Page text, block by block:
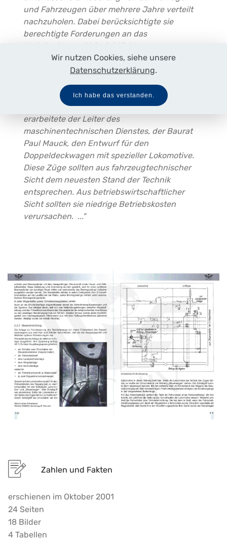
und Fahrzeugen über mehrere Jahre verteilt
nachzuholen. Dabei berücksichtigte sie
berechtigte Forderungen an das
Verkehrskonzept hinsichtlich
Reisegeschwindigkeit, Verkehrsdichte und
Reisekomfort. Nach Untersuchungen des
Personenverkehrsaufkommens zwischen
Hamburg und Lübeck bzw. Travemünde sowie
zwischen Hamburg und Ahrensburg
erarbeitete der Leiter des
maschinentechnischen Dienstes, der Baurat
Paul Mauck, den Entwurf für den
Doppeldeckwagen mit spezieller Lokomotive.
Diese Züge sollten aus fahrzeugtechnischer
Sicht dem neuesten Stand der Technik
entsprechen. Aus betriebswirtschaftlicher
Sicht sollten sie niedrige Betriebskosten
verursachen. ..."
Zahlen und Fakten
erschienen im Oktober 2001
24 Seiten
18 Bilder
4 Tabellen
Wir nutzen Cookies, siehe unsere
Datenschutzerklärung.
Ich habe das verstanden.